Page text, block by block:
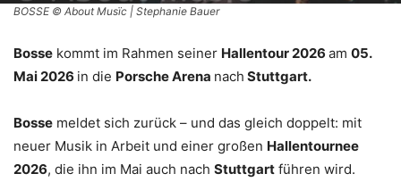
BOSSE © About Musïc | Stephanie Bauer
Bosse kommt im Rahmen seiner Hallentour 2026 am 05.
Mai 2026 in die Porsche Arena nach Stuttgart.
Bosse meldet sich zurück – und das gleich doppelt: mit
neuer Musik in Arbeit und einer großen Hallentournee
2026, die ihn im Mai auch nach Stuttgart führen wird.